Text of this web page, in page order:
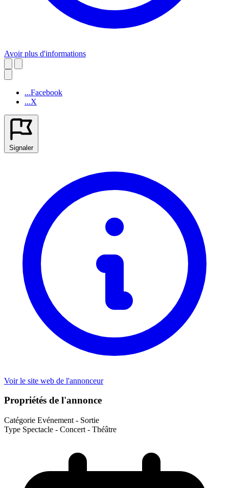
Avoir plus d'informations
...Facebook
...X
Signaler
Voir le site web de l'annonceur
Propriétés de l'annonce
Catégorie Evénement - Sortie
Type Spectacle - Concert - Théâtre